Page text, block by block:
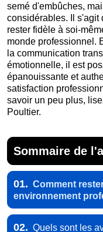
semé d'embûches,
considérables. Il s'agit
rester fidèle à soi-
monde professionnel.
la communication
émotionnelle, il est
épanouissante et
satisfaction
savoir un peu plus,
Poultier.
Sommaire de
01. Comment
environnement
02. Quels sont les